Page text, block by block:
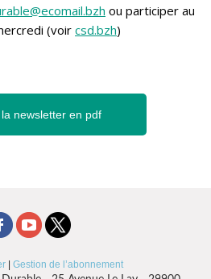
ecomail.bzh ou participer au
(voir csd.bzh)
newsletter en pdf
Gestion de l’abonnement